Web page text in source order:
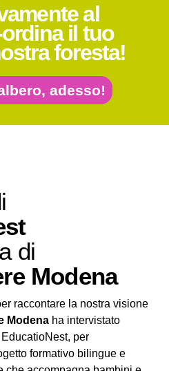
al
il tuo
foresta!
adesso!
di
Modena
raccontare la nostra visione
Modena ha intervistato
per
formativo bilingue e